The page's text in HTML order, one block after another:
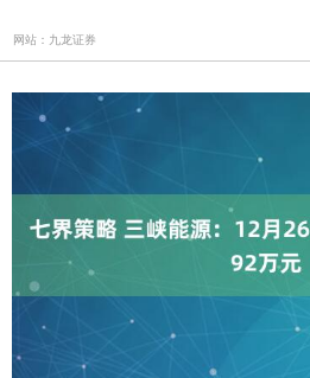
网站：九龙证券